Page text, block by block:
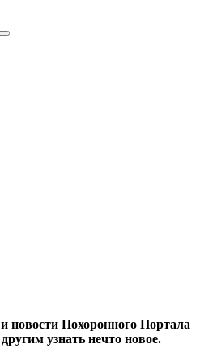
новости Похоронного Портала
узнать нечто новое.